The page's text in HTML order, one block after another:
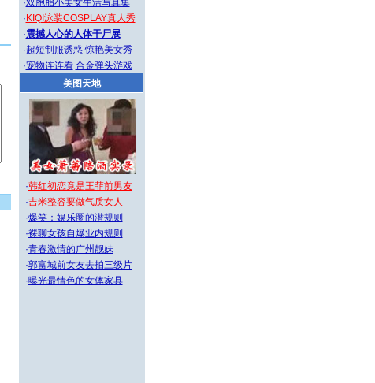
·双胞胎小美女生活写真集
· KIQI泳装COSPLAY真人秀
·震撼人心的人体干尸展
·超短制服诱惑 惊艳美女秀
·宠物连连看 合金弹头游戏
美图天地
·韩红初恋竟是王菲前男友
·吉米整容要做气质女人
·爆笑：娱乐圈的潜规则
·裸聊女孩自爆业内规则
·青春激情的广州靓妹
·郭富城前女友去拍三级片
·曝光最情色的女体家具